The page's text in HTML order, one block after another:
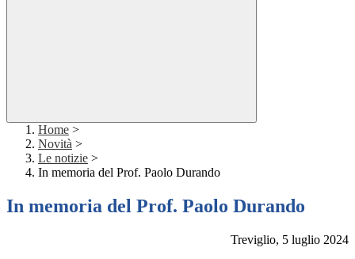
Home >
Novità >
Le notizie >
In memoria del Prof. Paolo Durando
In memoria del Prof. Paolo Durando
Treviglio, 5 luglio 2024